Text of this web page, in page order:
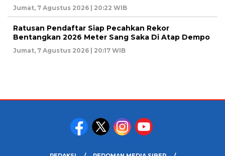
Jumat, 7 Agustus 2026 | 20:22 WIB
Ratusan Pendaftar Siap Pecahkan Rekor
Bentangkan 2026 Meter Sang Saka Di Atap Dempo
Jumat, 7 Agustus 2026 | 20:17 WIB